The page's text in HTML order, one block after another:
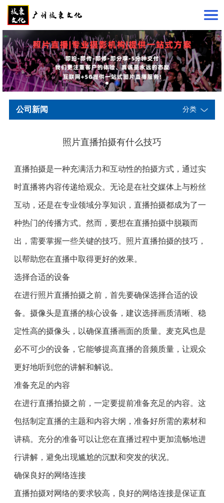
公司新闻 分类
照片直播拍摄有什么技巧
直播拍摄是一种充满活力和互动性的拍摄方式，通过实
时直播将内容传递给观众。无论是在社交媒体上与粉丝
互动，还是在专业领域分享知识，直播拍摄都成为了一
种热门的传播方式。然而，要想在直播拍摄中脱颖而
出，需要掌握一些关键的技巧。照片直播拍摄的技巧，
以帮助您在直播中取得更好的效果。
选择合适的设备
在进行照片直播拍摄之前，首先要确保选择合适的设
备。摄像头是直播的核心设备，建议选择画质清晰、稳
定性高的摄像头，以确保直播画面的质量。麦克风也是
必不可少的设备，它能够提高直播的音频质量，让观众
更好地听到您的讲解和解说。
准备充足的内容
在进行直播拍摄之前，一定要提前准备充足的内容。这
包括制定直播的主题和内容大纲，准备好所需的素材和
讲稿。充分的准备可以让您在直播过程中更加流畅地进
行讲解，避免出现尴尬的沉默和突发的状况。
确保良好的网络连接
直播拍摄对网络的要求较高，良好的网络连接是保证直